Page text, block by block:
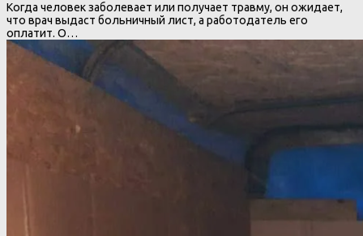
Когда человек заболевает или получает травму, он ожидает,
что врач выдаст больничный лист, а работодатель его
оплатит. О…